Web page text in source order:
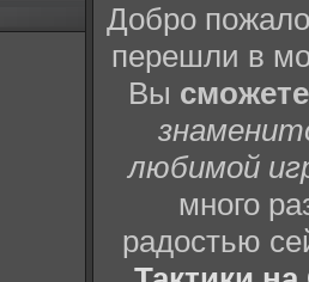
Добро
перешли в
Вы
любимой
много
радостью